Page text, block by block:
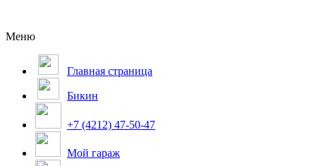
Меню
Главная страница
Бикин
+7 (4212) 47-50-47
Мой гараж